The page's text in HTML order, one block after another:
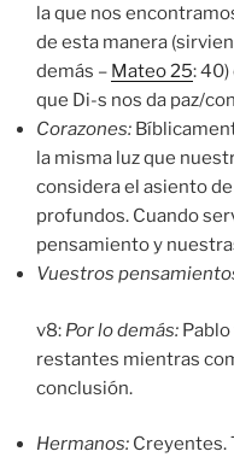
la que nos
de esta manera
demás – Mateo 25:
que Di-s nos da paz/
Corazones:
la misma luz que
considera el asiento
profundos. Cuando
pensamiento y
Vuestros
v8: Por lo demás: Pablo
restantes mientras
conclusión.
Hermanos: Creyentes.